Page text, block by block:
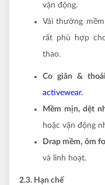
vận động.
Vải thường
rất phù hợp
thao.
Co giãn &
activewear.
Mềm mịn, dệt
hoặc vận động
Drap mềm, ôm
và linh hoạt.
2.3. Hạn chế